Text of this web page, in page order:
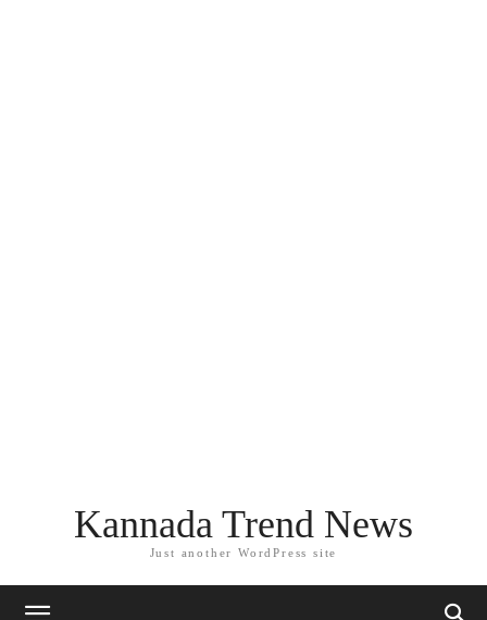
Kannada Trend News
Just another WordPress site